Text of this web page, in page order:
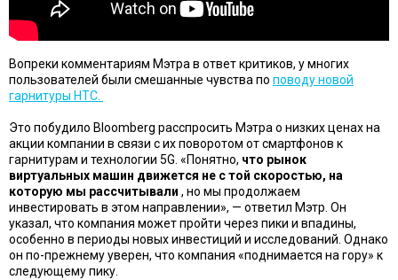
Вопреки комментариям Мэтра в ответ критиков, у многих
пользователей были смешанные чувства по поводу новой
гарнитуры HTC.
Это побудило Bloomberg расспросить Мэтра о низких ценах на
акции компании в связи с их поворотом от смартфонов к
гарнитурам и технологии 5G. «Понятно, что рынок
виртуальных машин движется не с той скоростью, на
которую мы рассчитывали , но мы продолжаем
инвестировать в этом направлении», — ответил Мэтр. Он
указал, что компания может пройти через пики и впадины,
особенно в периоды новых инвестиций и исследований. Однако
он по-прежнему уверен, что компания «поднимается на гору» к
следующему пику.